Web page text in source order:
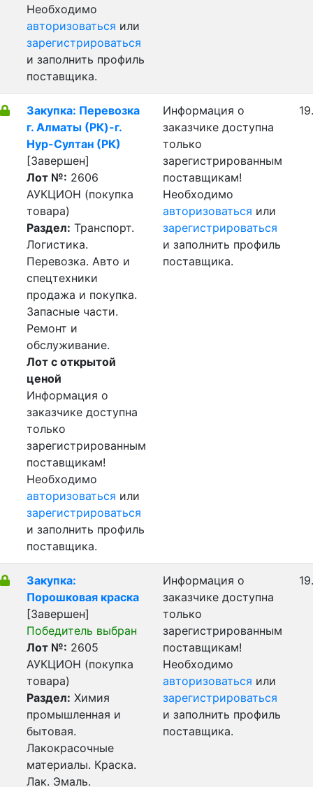
Необходимо
авторизоваться или
зарегистрироваться
и заполнить профиль
поставщика.
Закупка: Перевозка
г. Алматы (РК)-г.
Нур-Султан (РК)
[Завершен]
Лот №: 2606
АУКЦИОН (покупка
товара)
Раздел: Транспорт.
Логистика.
Перевозка. Авто и
спецтехники
продажа и покупка.
Запасные части.
Ремонт и
обслуживание.
Лот с открытой
ценой
Информация о
заказчике доступна
только
зарегистрированным
поставщикам!
Необходимо
авторизоваться или
зарегистрироваться
и заполнить профиль
поставщика.
Информация о
заказчике доступна
только
зарегистрированным
поставщикам!
Необходимо
авторизоваться или
зарегистрироваться
и заполнить профиль
поставщика.
Закупка:
Порошковая краска
[Завершен]
Победитель выбран
Лот №: 2605
АУКЦИОН (покупка
товара)
Раздел: Химия
промышленная и
бытовая.
Лакокрасочные
материалы. Краска.
Лак. Эмаль.
Информация о
заказчике доступна
только
зарегистрированным
поставщикам!
Необходимо
авторизоваться или
зарегистрироваться
и заполнить профиль
поставщика.